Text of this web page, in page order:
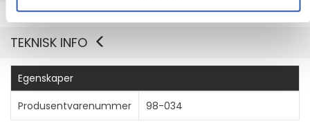
TEKNISK INFO
Egenskaper
Produsentvarenummer
98-034